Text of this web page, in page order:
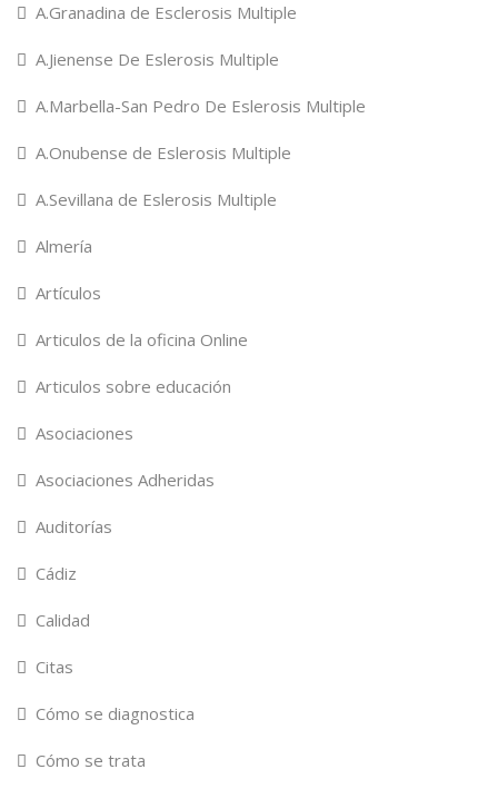
A.Granadina de Esclerosis Multiple
A.Jienense De Eslerosis Multiple
A.Marbella-San Pedro De Eslerosis Multiple
A.Onubense de Eslerosis Multiple
A.Sevillana de Eslerosis Multiple
Almería
Artículos
Articulos de la oficina Online
Articulos sobre educación
Asociaciones
Asociaciones Adheridas
Auditorías
Cádiz
Calidad
Citas
Cómo se diagnostica
Cómo se trata